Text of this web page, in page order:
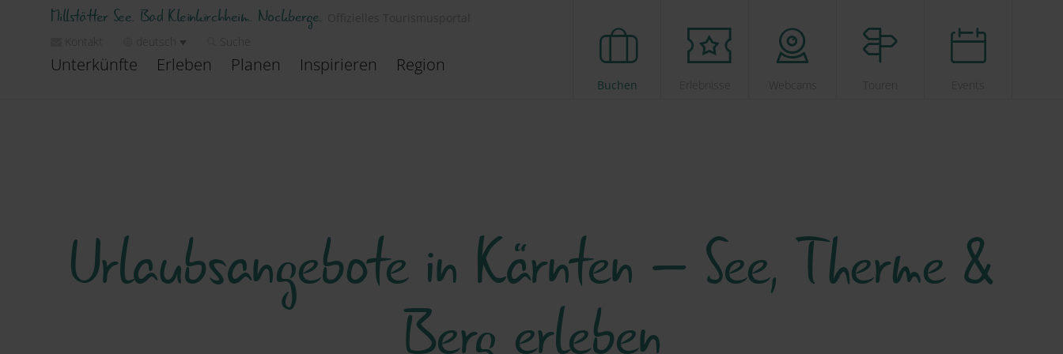
Millstätter See. Bad Kleinkirchheim. Nockberge.
Unterkünfte Erleben Planen Inspirieren Region
Buchen
Urlaubsangebote in Kärnten – See, Therme &
Berg erleben